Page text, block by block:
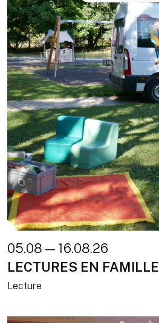
05.08 — 16.08.26
LECTURES EN FAMILLE
Lecture